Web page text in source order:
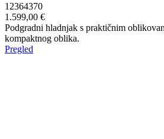
12364370
1.599,00 €
Podgradni hladnjak s praktičnim
kompaktnog oblika.
Pregled